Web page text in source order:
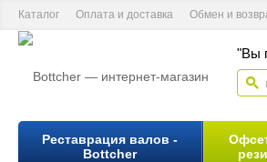
Каталог Оплата и доставка Обмен и
"Вы
Реставрация валов -
Bottcher